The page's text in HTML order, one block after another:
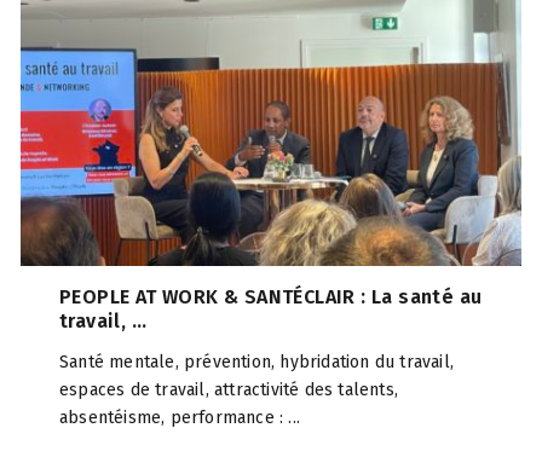
PEOPLE AT WORK & SANTÉCLAIR : La santé au
travail, ...
Santé mentale, prévention, hybridation du travail,
espaces de travail, attractivité des talents,
absentéisme, performance : ...